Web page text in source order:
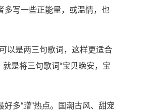
多写一些正能量，或温情，也
以是两三句歌词，这样更适合
是将三句歌词“宝贝晚安，宝
多“蹭”热点。国潮古风、甜宠